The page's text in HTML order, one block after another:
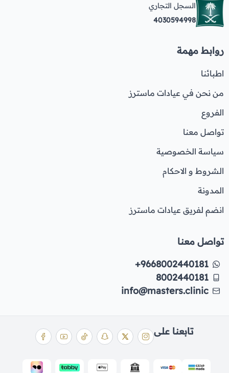
السجل التجاري
4030594998
روابط مهمة
اطبائنا
من نحن في عيادات ماسترز
الفروع
تواصل معنا
سياسة الخصوصية
الشروط و الاحكام
المدونة
انضم لفريق عيادات ماسترز
تواصل معنا
+9668002440181
8002440181
info@masters.clinic
تابعنا على